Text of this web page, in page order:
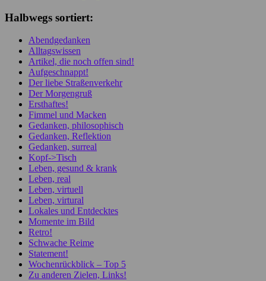
Halbwegs sortiert:
Abendgedanken
Alltagswissen
Artikel, die noch offen sind!
Aufgeschnappt!
Der liebe Straßenverkehr
Der Morgengruß
Ersthaftes!
Fimmel und Macken
Gedanken, philosophisch
Gedanken, Reflektion
Gedanken, surreal
Kopf->Tisch
Leben, gesund & krank
Leben, real
Leben, virtuell
Leben, virtural
Lokales und Entdecktes
Momente im Bild
Retro!
Schwache Reime
Statement!
Wochenrückblick – Top 5
Zu anderen Zielen, Links!